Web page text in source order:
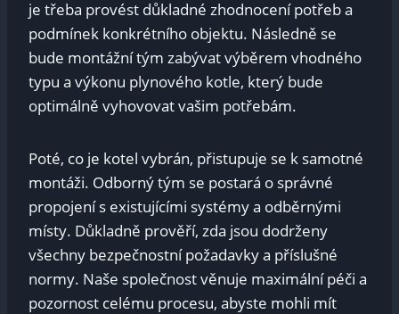
je třeba provést důkladné zhodnocení potřeb a
podmínek konkrétního objektu. Následně se
bude montážní tým zabývat výběrem vhodného
typu a výkonu plynového kotle, který bude
optimálně vyhovovat vašim potřebám.
Poté, co je kotel vybrán, přistupuje se k samotné
montáži. Odborný tým se postará o správné
propojení s existujícími systémy a odběrnými
místy. Důkladně prověří, zda jsou dodrženy
všechny bezpečnostní požadavky a příslušné
normy. Naše společnost věnuje maximální péči a
pozornost celému procesu, abyste mohli mít